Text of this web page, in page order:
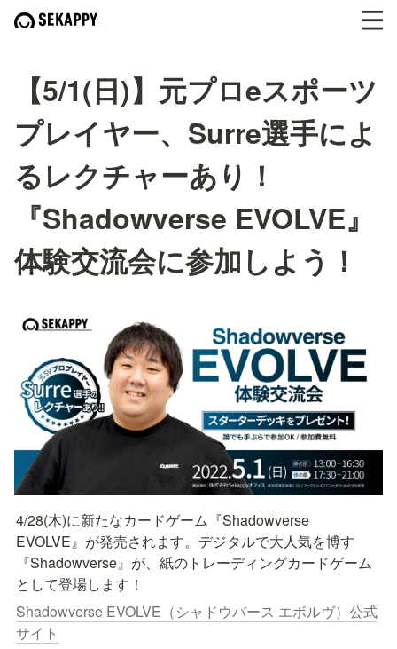
【5/1(日)】元プロeスポーツ
プレイヤー、Surre選手によ
るレクチャーあり！
『Shadowverse EVOLVE』
体験交流会に参加しよう！
4/28(木)に新たなカードゲーム『Shadowverse
EVOLVE』が発売されます。デジタルで大人気を博す
『Shadowverse』が、紙のトレーディングカードゲーム
として登場します！
Shadowverse EVOLVE（シャドウバース エボルヴ）公式
サイト